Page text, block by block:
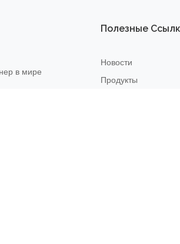
в мире
Полезные
Новости
Продукты